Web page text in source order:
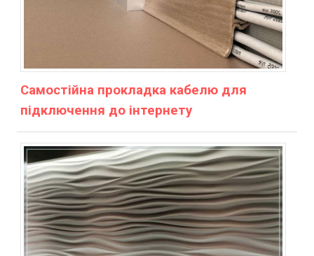
Самостійна прокладка кабелю для
підключення до інтернету